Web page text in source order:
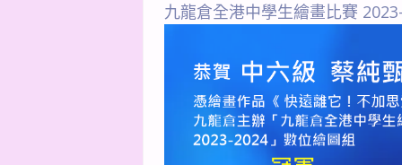
九龍倉全港中學生繪畫比賽